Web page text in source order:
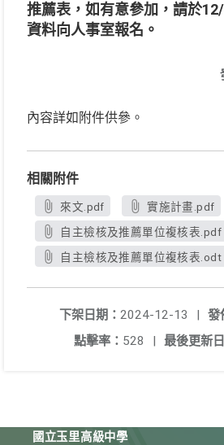
推薦表，如有意參加，請於
資料向人事室報名。
內容詳如附件供參。
相關附件
來文.pdf
實施計畫.pdf
自主檢核及推薦單位複核表.pdf
自主檢核及推薦單位複核表.odt
發
下架日期： 2024-12-13
|
最後更新
點擊率： 528 |
國立玉里高級中學